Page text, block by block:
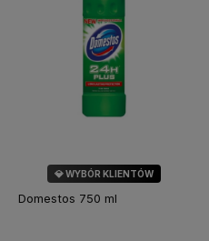
💎 WYBÓR KLIENTÓW
Domestos 750 ml